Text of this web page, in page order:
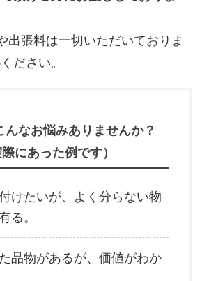
出張料は一切いただいておりま
ださい。
んなお悩みありませんか？
際にあった例です）
けたいが、よく分らない物
る。
品物があるが、価値がわか